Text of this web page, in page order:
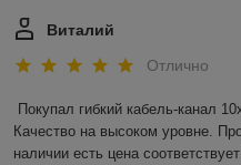
Виталий
Отлично
Покупал гибкий кабель-канал
Качество на высоком уровне.
наличии есть цена